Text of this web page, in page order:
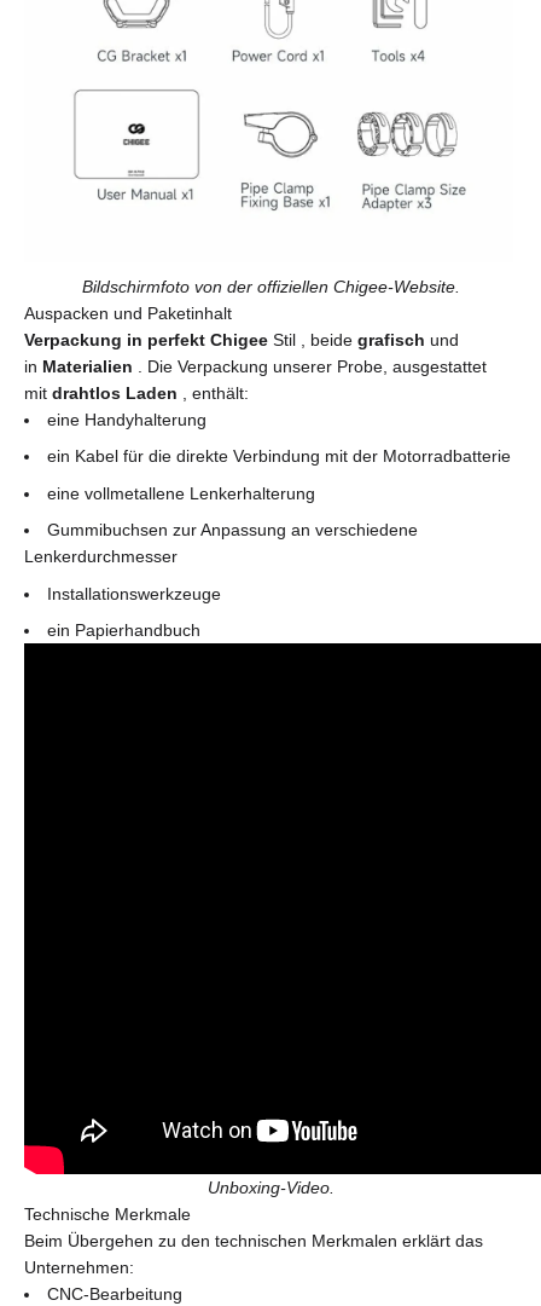
Bildschirmfoto von der offiziellen Chigee-Website.
Auspacken und Paketinhalt
Verpackung in perfekt Chigee Stil , beide grafisch und
in Materialien
. Die Verpackung unserer Probe, ausgestattet
mit drahtlos Laden
, enthält:
eine Handyhalterung
ein Kabel für die direkte Verbindung mit der Motorradbatterie
eine vollmetallene Lenkerhalterung
Gummibuchsen zur Anpassung an verschiedene
Lenkerdurchmesser
Installationswerkzeuge
ein Papierhandbuch
Unboxing-Video.
Technische Merkmale
Beim Übergehen zu den technischen Merkmalen erklärt das
Unternehmen:
CNC-Bearbeitung